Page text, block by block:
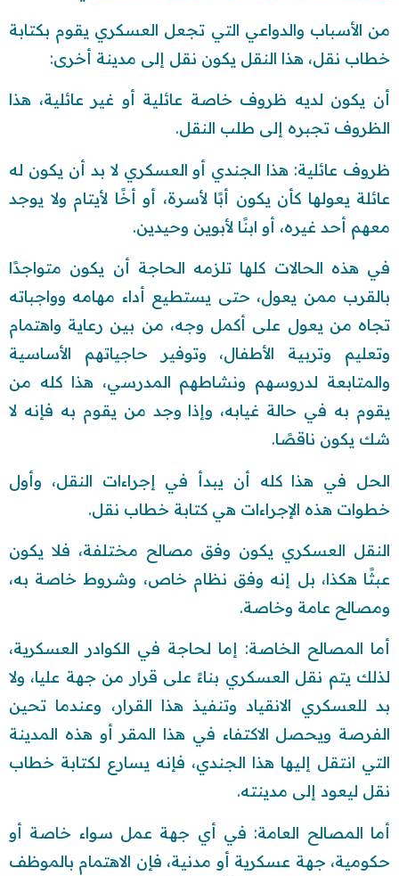
من الأسباب والدواعي التي تجعل العسكري يقوم بكتابة
خطاب نقل، هذا النقل يكون نقل إلى مدينة أخرى:
أن يكون لديه ظروف خاصة عائلية أو غير عائلية، هذا
الظروف تجبره إلى طلب النقل.
ظروف عائلية: هذا الجندي أو العسكري لا بد أن يكون له
عائلة يعولها كأن يكون أبًا لأسرة، أو أخًا لأيتام ولا يوجد
معهم أحد غيره، أو ابنًا لأبوين وحيدين.
في هذه الحالات كلها تلزمه الحاجة أن يكون متواجدًا
بالقرب ممن يعول، حتى يستطيع أداء مهامه وواجباته
تجاه من يعول على أكمل وجه، من بين رعاية واهتمام
وتعليم وتربية الأطفال، وتوفير حاجياتهم الأساسية
والمتابعة لدروسهم ونشاطهم المدرسي، هذا كله من
يقوم به في حالة غيابه، وإذا وجد من يقوم به فإنه لا
شك يكون ناقصًا.
الحل في هذا كله أن يبدأ في إجراءات النقل، وأول
خطوات هذه الإجراءات هي كتابة خطاب نقل.
النقل العسكري يكون وفق مصالح مختلفة، فلا يكون
عبثًا هكذا، بل إنه وفق نظام خاص، وشروط خاصة به،
ومصالح عامة وخاصة.
أما المصالح الخاصة: إما لحاجة في الكوادر العسكرية،
لذلك يتم نقل العسكري بناءً على قرار من جهة عليا، ولا
بد للعسكري الانقياد وتنفيذ هذا القرار، وعندما تحين
الفرصة ويحصل الاكتفاء في هذا المقر أو هذه المدينة
التي انتقل إليها هذا الجندي، فإنه يسارع لكتابة خطاب
نقل ليعود إلى مدينته.
أما المصالح العامة: في أي جهة عمل سواء خاصة أو
حكومية، جهة عسكرية أو مدنية، فإن الاهتمام بالموظف